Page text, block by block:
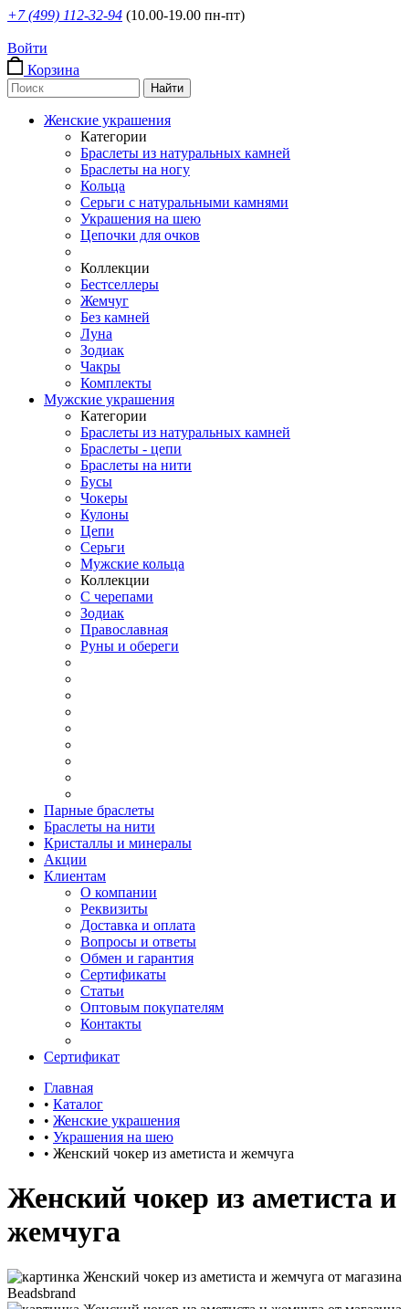
+7 (499) 112-32-94 (10.00-19.00 пн-пт)
Войти
Корзина
Женские украшения
Категории
Браслеты из натуральных камней
Браслеты на ногу
Кольца
Серьги с натуральными камнями
Украшения на шею
Цепочки для очков
Коллекции
Бестселлеры
Жемчуг
Без камней
Луна
Зодиак
Чакры
Комплекты
Мужские украшения
Категории
Браслеты из натуральных камней
Браслеты - цепи
Браслеты на нити
Бусы
Чокеры
Кулоны
Цепи
Серьги
Мужские кольца
Коллекции
С черепами
Зодиак
Православная
Руны и обереги
Парные браслеты
Браслеты на нити
Кристаллы и минералы
Акции
Клиентам
О компании
Реквизиты
Доставка и оплата
Вопросы и ответы
Обмен и гарантия
Сертификаты
Статьи
Оптовым покупателям
Контакты
Сертификат
Главная
• Каталог
• Женские украшения
• Украшения на шею
• Женский чокер из аметиста и жемчуга
Женский чокер из аметиста и
жемчуга